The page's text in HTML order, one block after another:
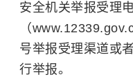
安全机关举报受理
（
号举报受理渠道或
行举报。